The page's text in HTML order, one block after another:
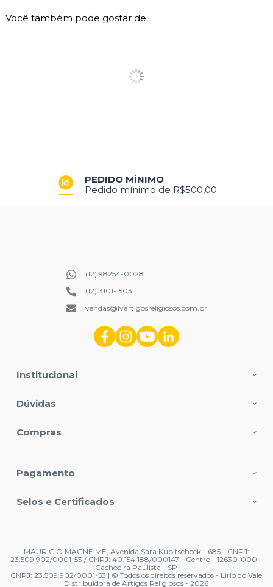
Você também pode gostar de
PRODUÇÃO PRÓPRIA
Produtos exclusivos criados para você
Institucional
Dúvidas
Compras
(12) 98254-0028
(12) 3101-1503
vendas@lvartigosreligiosos.com.br
Pagamento
Selos e Certificados
MAURICIO MAGNE ME, Avenida Sara Kubitscheck - 685 - CNPJ:
23.509.902/0001-53 / CNPJ: 40.154.188/000147 - Centro - 12630-000 -
Cachoeira Paulista - SP
CNPJ: 23.509.902/0001-53 | © Todos os direitos reservados - Lirio do Vale
Distribuidora de Artigos Religiosos - 2026